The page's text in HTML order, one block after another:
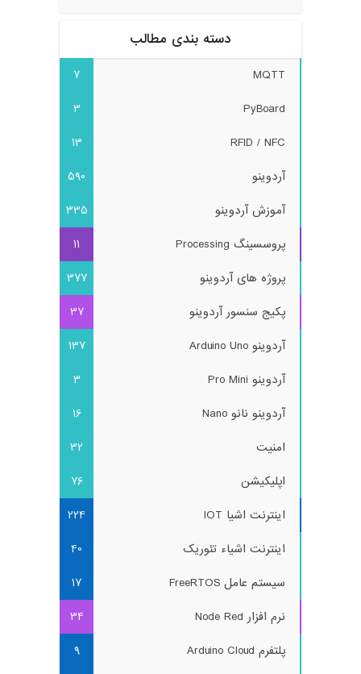
دسته بندی مطالب
MQTT
7
PyBoard
3
RFID / NFC
13
آردوینو
590
آموزش آردوینو
335
پروسسینگ Processing
11
پروژه های آردوینو
377
پکیج سنسور آردوینو
37
آردوینو Arduino Uno
137
آردوینو Pro Mini
3
آردوینو نانو Nano
16
امنیت
32
اپلیکیشن
76
اینترنت اشیا IOT
224
اینترنت اشیاء تئوریک
40
سیستم عامل FreeRTOS
17
نرم افزار Node Red
34
پلتفرم Arduino Cloud
9